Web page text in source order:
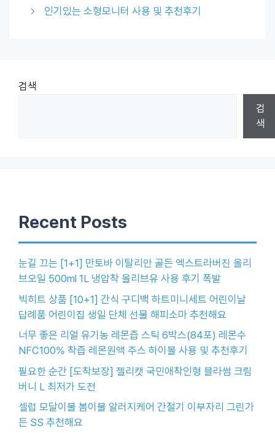
인기있는 소형모니터 사용 및 추천후기
검색
검
색
Recent Posts
눈길 끄는 [1+1] 만토바 이탈리안 골든 엑스트라버진 올리
브오일 500ml 1L 냉압착 올리브유 사용 후기 폭발
빅히트 상품 [10+1] 간식 구디백 하트미니세트 어린이날
답례품 어린이집 생일 단체 선물 해피소마 추천해요
너무 좋은 리얼 유기농 레몬즙 스틱 6박스(84포) 레몬수
NFC100% 착즙 레몬원액 주스 하이볼 사용 및 추천후기
필요한 순간 [도착보장] 젤리캣 국민애착인형 블라썸 크림
버니 L 최저가 도전
셀럽 모달이불 봄이불 알러지케어 간절기 이부자리 그린가
든 SS 추천해요